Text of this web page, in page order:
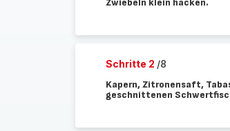
Zwiebeln klein hacken.
Schritte 2 /8
Kapern, Zitronensaft,
geschnittenen